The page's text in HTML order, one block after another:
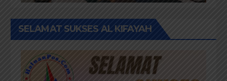
SELAMAT SUKSES AL KIFAYAH